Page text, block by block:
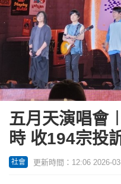
五月天演唱會
時 收194宗投
社會 更新時間：12:06 2026-